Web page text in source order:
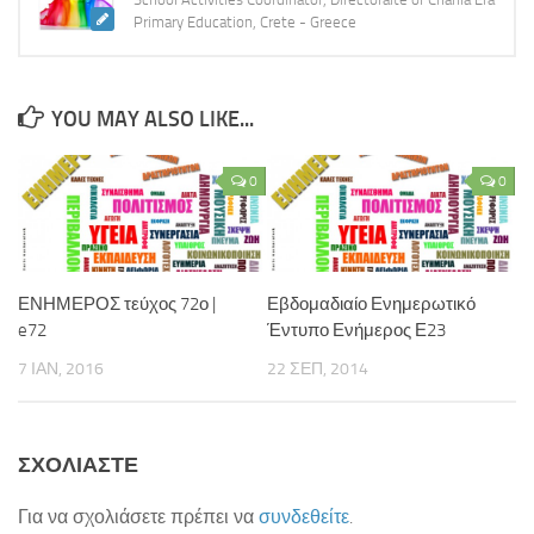
ΚΕ.ΣΥ.Π. Χανίων
Δημοτική Βιβλιοθήκη Χανίων
Πολυθεματικό Δίκτυο Περιβαλλοντικής Αγωγής
Προστασία από Υψηλή Ατμοσφαιρική Ρύπανση
ΚΠΕ Βάμου
Μεσογειακό Αγρονομικό Ινστιτούτο Χανίων
Primary Education, Crete - Greece
YOU MAY ALSO LIKE...
0
ΕΝΗΜΕΡΟΣ τεύχος 72ο |
e72
7 ΙΑΝ, 2016
0
Εβδομαδιαίο Ενημερωτικό
Έντυπο Ενήμερος Ε23
22 ΣΕΠ, 2014
ΣΧΟΛΙΆΣΤΕ
Για να σχολιάσετε πρέπει να συνδεθείτε.